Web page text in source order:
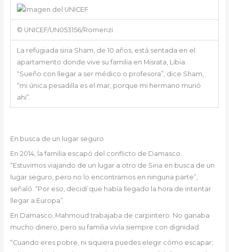
© UNICEF/UN053156/Romenzi
La refugiada siria Sham, de 10 años, está sentada en el
apartamento donde vive su familia en Misrata, Libia.
“Sueño con llegar a ser médico o profesora”, dice Sham,
“mi única pesadilla es el mar, porque mi hermano murió
ahí”.
En busca de un lugar seguro
En 2014, la familia escapó del conflicto de Damasco.
“Estuvimos viajando de un lugar a otro de Siria en busca de un
lugar seguro, pero no lo encontramos en ninguna parte”,
señaló. “Por eso, decidí que había llegado la hora de intentar
llegar a Europa”.
En Damasco, Mahmoud trabajaba de carpintero. No ganaba
mucho dinero, pero su familia vivía siempre con dignidad.
“Cuando eres pobre, ni siquiera puedes elegir cómo escapar;